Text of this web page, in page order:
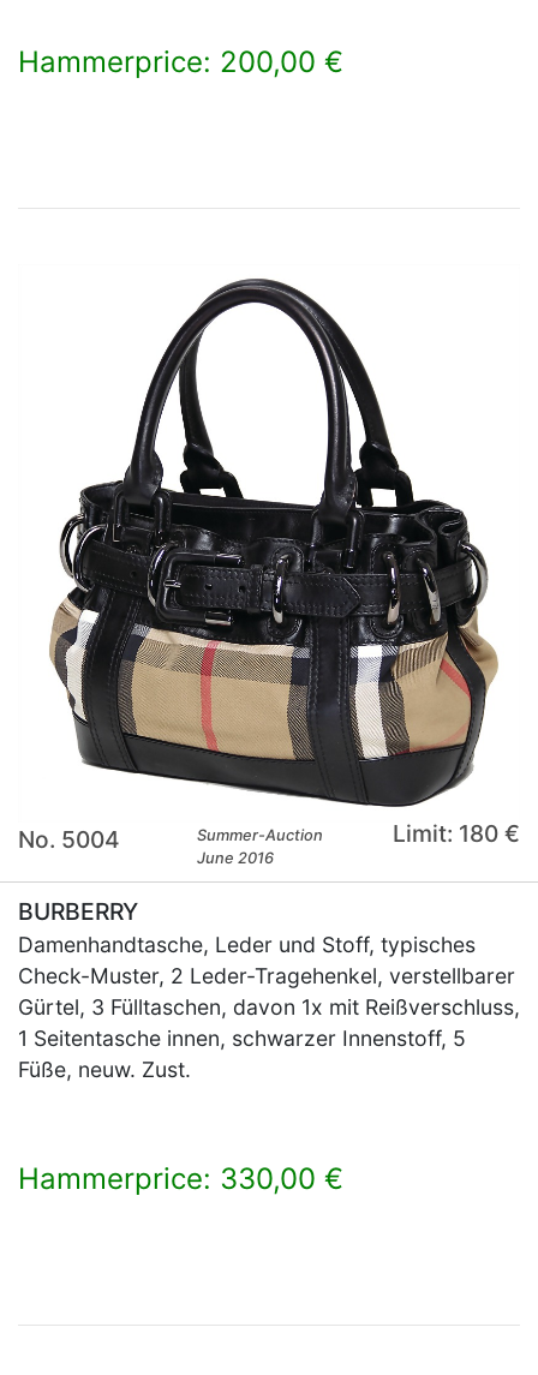
Hammerprice: 200,00 €
No. 5004
Summer-Auction
June 2016
Limit: 180 €
BURBERRY
Damenhandtasche, Leder und Stoff, typisches
Check-Muster, 2 Leder-Tragehenkel, verstellbarer
Gürtel, 3 Fülltaschen, davon 1x mit Reißverschluss,
1 Seitentasche innen, schwarzer Innenstoff, 5
Füße, neuw. Zust.
Hammerprice: 330,00 €